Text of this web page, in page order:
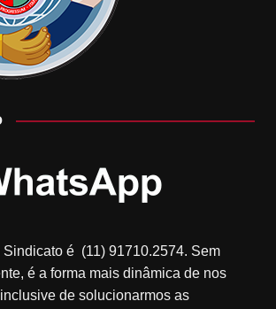
Sindicato é (11) 91710.2574. Sem
é a forma mais dinâmica de nos
de solucionarmos as